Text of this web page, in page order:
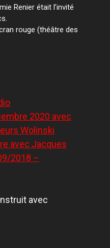
Renier était l’invité
rouge (théâtre des
2020 avec
Wolinski
avec Jacques
2018 –
avec